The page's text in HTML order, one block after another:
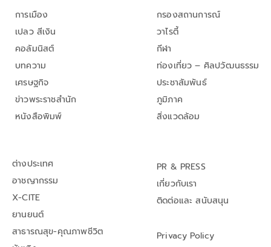
การเมือง
เปลว สีเงิน
คอลัมนิสต์
บทความ
เศรษฐกิจ
ข่าวพระราชสำนัก
หนังสือพิมพ์
กรองสถานการณ์
วาไรตี้
กีฬา
ท่องเที่ยว – ศิลปวัฒนธรรม
ประชาสัมพันธ์
ภูมิภาค
สิ่งแวดล้อม
ต่างประเทศ
อาชญากรรม
X-CITE
ยานยนต์
สาธารณสุข-คุณภาพชีวิต
PR & PRESS
เกี่ยวกับเรา
ติดต่อและ สนับสนุน
Privacy Policy